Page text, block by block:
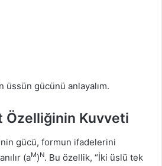
gücünü anlayalım.
Özelliğinin Kuvveti
gücü, formun ifadelerini
(aM)N. Bu özellik, “İki üslü tek